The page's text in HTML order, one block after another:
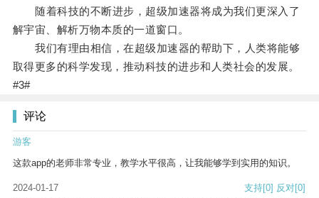
随着科技的不断进步，超级加速器将成为我们更深入了
解宇宙、解析万物本质的一道窗口。
我们有理由相信，在超级加速器的帮助下，人类将能够
取得更多的科学发现，推动科技的进步和人类社会的发展。
#3#
评论
游客
这款app的老师非常专业，教学水平很高，让我能够学到实用的知识。
2024-01-17 支持[0] 反对[0]